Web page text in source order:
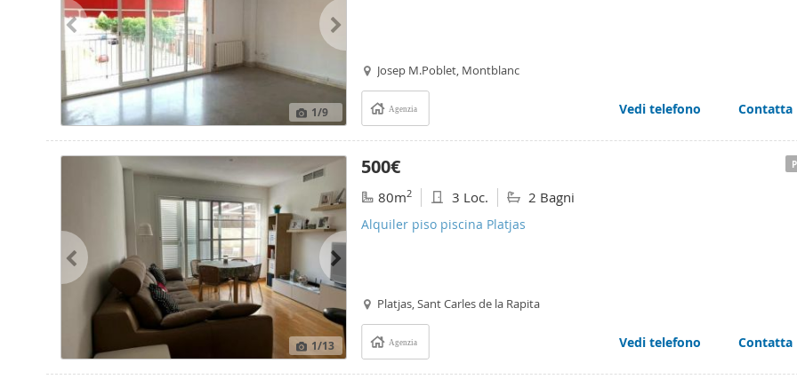
1/9
Josep M.Poblet, Montblanc
Agenzia Vedi telefono Contatta
1/13
500€
80m2 3 Loc. 2 Bagni
Alquiler piso piscina Platjas
Platjas, Sant Carles de la Rapita
Agenzia Vedi telefono Contatta